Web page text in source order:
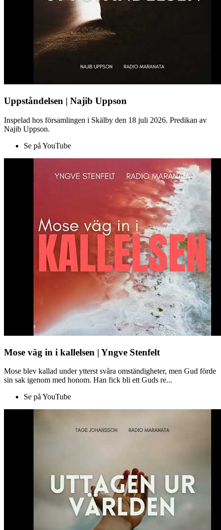
Uppståndelsen | Najib Uppson
Inspelad hos församlingen i Skälby den 18 juli 2026. Predikan av
Najib Uppson.
Se på YouTube
Mose väg in i kallelsen | Yngve Stenfelt
Mose blev kallad under ytterst svåra omständigheter, men Gud förde
sin sak igenom med honom. Han fick bli ett Guds re...
Se på YouTube